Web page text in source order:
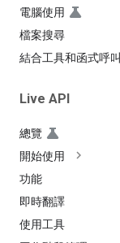
電腦使用
檔案搜尋
結合工具和函式呼叫
Live API
總覽
開始使用
功能
即時翻譯
使用工具